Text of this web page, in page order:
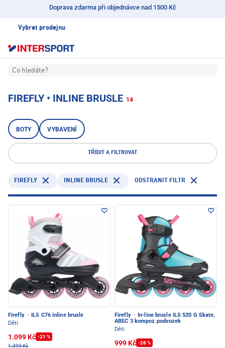
Doprava zdarma při objednávce nad 1500 Kč
Vybrat prodejnu
Co hledáte?
FIREFLY • INLINE BRUSLE 14
BOTY VYBAVENÍ
TŘÍDIT A FILTROVAT
FIREFLY INLINE BRUSLE ODSTRANIT FILTR
Firefly · ILS C76 inline brusle
Děti
1.099 Kč -21 %
1.399 Kč
Firefly · In-line brusle ILS 520 G Skate,
ABEC 3 kompoz.podvozek
Děti
999 Kč -28 %